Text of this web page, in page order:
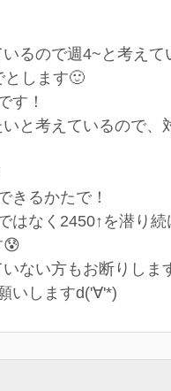
るので週4~と考え
とします🙂
す！
と考えているので
きるかたで！
はなく2450↑を潜り
😰
ない方もお断りしま
いしますd('∀'*)